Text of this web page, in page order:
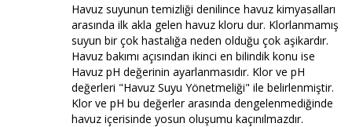
Havuz suyunun temizliği denilince havuz kimyasalları
arasında ilk akla gelen havuz kloru dur. Klorlanmamış
suyun bir çok hastalığa neden olduğu çok aşikardır.
Havuz bakımı açısından ikinci en bilindik konu ise
Havuz pH değerinin ayarlanmasıdır. Klor ve pH
değerleri "Havuz Suyu Yönetmeliği" ile belirlenmiştir.
Klor ve pH bu değerler arasında dengelenmediğinde
havuz içerisinde yosun oluşumu kaçınılmazdır.